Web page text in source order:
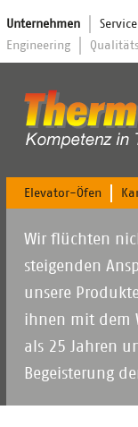
Navigation
überspringen
Unternehmen Service
Navigation
überspringen
Engineering
Navigation
Elevator-Öfen
Wir flüchten
steigenden
unsere
ihnen mit dem
als 25 Jahren
Begeisterung